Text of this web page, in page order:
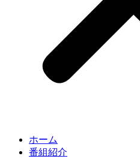
ホーム
番組紹介